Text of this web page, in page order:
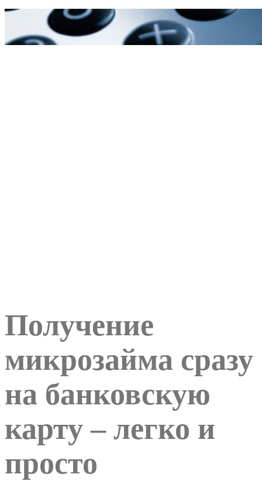
Получение
микрозайма сразу
на банковскую
карту – легко и
просто